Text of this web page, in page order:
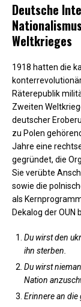
Deutsche
Weltkrieges
1918 hatten die
Räterepublik
Zweiten
deutscher
zu Polen
Jahre eine
gegründet, die
Sie verübte
sowie die
als
Dekalog der OUN
Du wirst den
ihn sterben.
Du wirst
Nation
Erinnere an